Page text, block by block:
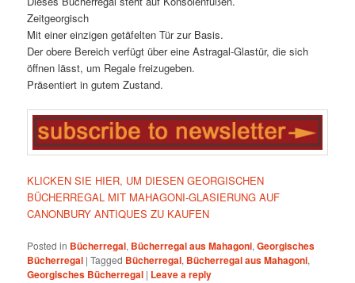
Zeitgeorgisch
Mit einer einzigen getäfelten Tür zur Basis.
Der obere Bereich verfügt über eine Astragal-Glastür, die sich
öffnen lässt, um Regale freizugeben.
Präsentiert in gutem Zustand.
KLICKEN SIE HIER, UM DIESEN GEORGISCHEN
BÜCHERREGAL MIT MAHAGONI-GLASIERUNG AUF
CANONBURY ANTIQUES ZU KAUFEN
Posted in Bücherregal, Bücherregal aus Mahagoni,Georgisches
Bücherregal |Tagged Bücherregal, Bücherregal aus Mahagoni,
Georgisches Bücherregal | Leave a reply